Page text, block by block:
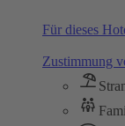
Für dieses
Zustimmung